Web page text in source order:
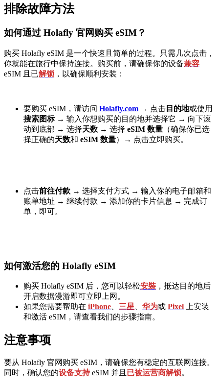
排除故障方法
如何通过 Holafly 官网购买 eSIM？
购买 Holafly eSIM 是一个快速且简单的过程。只需几次点击，
你就能在旅行中保持连接。购买前，请确保你的设备兼容
eSIM 且已解锁 ，以确保顺利安装：
要购买 eSIM，请访问 Holafly.com → 点击 目的地或使用
搜索图标 → 输入你想购买的目的地并选择它 → 向下滚
动到底部 → 选择天数 → 选择 eSIM 数量 （确保你已选
择正确的天数和 eSIM 数量） → 点击立即购买。
点击前往付款 → 选择支付方式 → 输入你的电子邮箱和
账单地址 → 继续付款 → 添加你的卡片信息 → 完成订
单，即可。
如何激活您的 Holafly eSIM
购买 Holafly eSIM 后，您可以轻松安裝 ，抵达目的地后
开启数据漫游即可立即上网。
如果您需要帮助在 iPhone 三星 华为或 Pixel 上安装
和激活 eSIM，请查看我们的步骤指南。
注意事项
要从 Holafly 官网购买 eSIM，请确保您有稳定的互联网连接。
同时，确认您的设备支持eSIM 并且 已被运营商解锁。